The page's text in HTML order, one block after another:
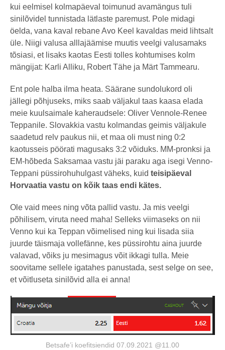
kui eelmisel kolmapäeval toimunud avamängus tuli
sinilõvidel tunnistada lätlaste paremust. Pole midagi
öelda, vana kaval rebane Avo Keel kavaldas meid lihtsalt
üle. Niigi valusa alllajäämise muutis veelgi valusamaks
tõsiasi, et lisaks kaotas Eesti tolles kohtumises kolm
mängijat: Karli Alliku, Robert Tähe ja Märt Tammearu.
Ent pole halba ilma heata. Säärane sundolukord oli
jällegi põhjuseks, miks saab väljakul taas kaasa elada
meie kuulsaimale kaheraudsele: Oliver Vennole-Renee
Teppanile. Slovakkia vastu kolmandas geimis väljakule
saadetud relv paukus nii, et maa oli must ning 0:2
kaotusseis pöörati magusaks 3:2 võiduks. MM-pronksi ja
EM-hõbeda Saksamaa vastu jäi paraku aga isegi Venno-
Teppani püssirohuhulgast väheks, kuid teisipäeval
Horvaatia vastu on kõik taas endi kätes.
Ole vaid mees ning võta pallid vastu. Ja mis veelgi
põhilisem, viruta need maha! Selleks viimaseks on nii
Venno kui ka Teppan võimelised ning kui lisada siia
juurde täismaja vollefänne, kes püssirohtu aina juurde
valavad, võiks ju mesimagus võit ikkagi tulla. Meie
soovitame sellele igatahes panustada, sest selge on see,
et võitluseta sinilõvid alla ei anna!
Betsafe’i koefitsiendid 07.09.2021 @11.00